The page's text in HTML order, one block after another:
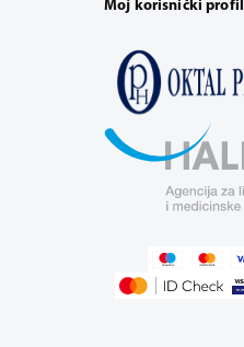
Moj korisnički profil